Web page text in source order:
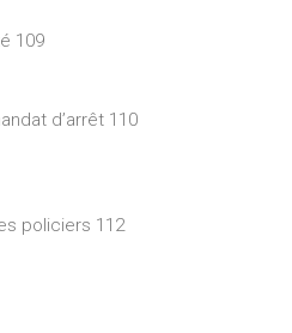
109
d’arrêt 110
policiers 112